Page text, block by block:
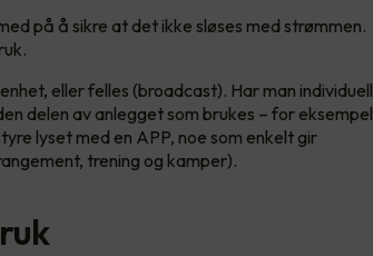
på å sikre at det ikke sløses med strømmen.
eller felles (broadcast). Har man individuell
delen av anlegget som brukes – for eksempel
lyset med en APP, noe som enkelt gir
trening og kamper).